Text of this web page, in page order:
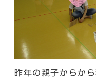
昨年の親子からか